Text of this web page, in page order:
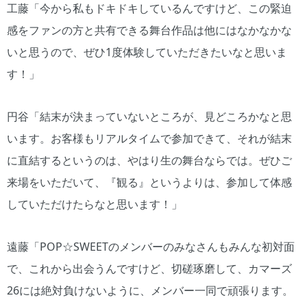
工藤「今から私もドキドキしているんですけど、この緊迫
感をファンの方と共有できる舞台作品は他にはなかなかな
いと思うので、ぜひ1度体験していただきたいなと思いま
す！」
円谷「結末が決まっていないところが、見どころかなと思
います。お客様もリアルタイムで参加できて、それが結末
に直結するというのは、やはり生の舞台ならでは。ぜひご
来場をいただいて、『観る』というよりは、参加して体感
していただけたらなと思います！」
遠藤「POP☆SWEETのメンバーのみなさんもみんな初対面
で、これから出会うんですけど、切磋琢磨して、カマーズ
26には絶対負けないように、メンバー一同で頑張ります。